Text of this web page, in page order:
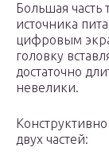
Большая часть
источника
цифровым
головку
достаточно
невелики.
двух частей: